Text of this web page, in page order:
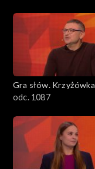
Gra słów. Krzyżówka
odc. 1087